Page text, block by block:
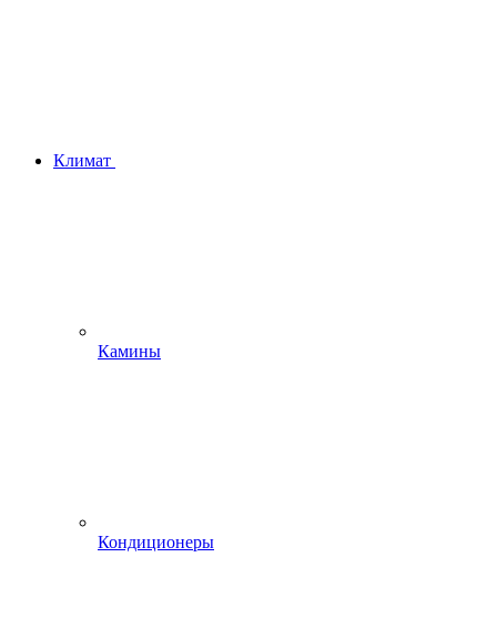
Климат
Камины
Кондиционеры